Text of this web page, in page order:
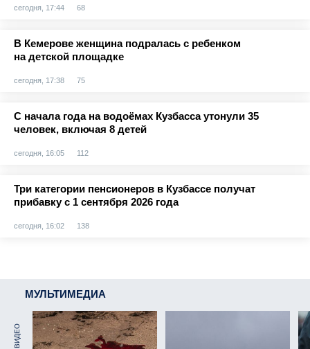
сегодня, 17:44 68
В Кемерове женщина подралась с ребенком
на детской площадке
сегодня, 17:38 75
С начала года на водоёмах Кузбасса утонули 35
человек, включая 8 детей
сегодня, 16:05 112
Три категории пенсионеров в Кузбассе получат
прибавку с 1 сентября 2026 года
сегодня, 16:02 138
МУЛЬТИМЕДИА
ВИДЕО